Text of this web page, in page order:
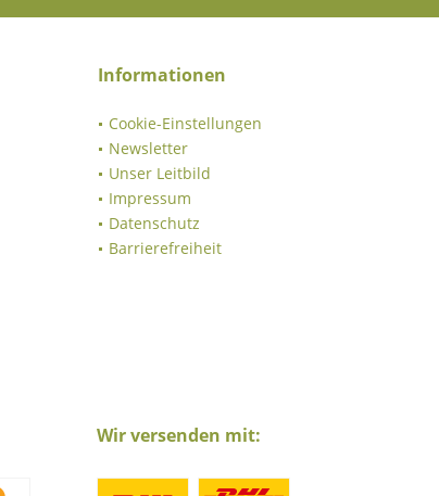
Informationen
Cookie-Einstellungen
Newsletter
Unser Leitbild
Impressum
Datenschutz
Barrierefreiheit
Wir versenden mit: